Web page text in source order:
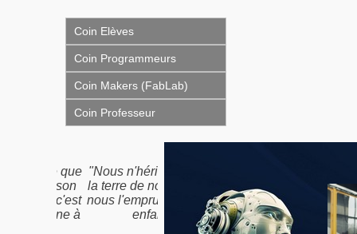
Coin Elèves
Coin Programmeurs
Coin Makers (FabLab)
Coin Professeur
"Nous n'héritons pas de
la terre de nos ancêtres,
nous l'empruntons à nos
enfants"